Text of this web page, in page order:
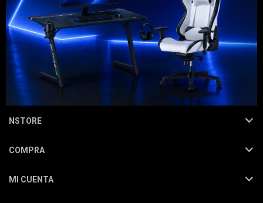
NEWSLETTER
¡Suscribite y recibí todas nuestras novedades!
SUSCRIBIRME
NSTORE
COMPRA
MI CUENTA
Hogar
Marcas